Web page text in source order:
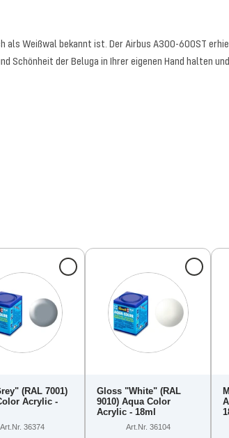
als Weißwal bekannt ist. Der Airbus A300-600ST
Schönheit der Beluga in Ihrer eigenen Hand halten
(RAL 7001)
Acrylic -
Art.Nr. 36374
Gloss "White" (RAL
9010) Aqua Color
Acrylic - 18ml
Art.Nr. 36104